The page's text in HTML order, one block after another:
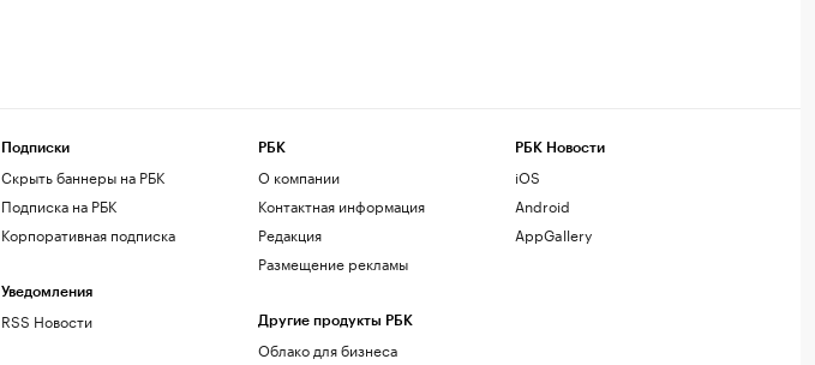
Подписки
Скрыть баннеры на РБК
Подписка на РБК
Корпоративная подписка
Уведомления
RSS Новости
РБК
О компании
Контактная информация
Редакция
Размещение рекламы
Другие продукты РБК
Облако для бизнеса
РБК Новости
iOS
Android
AppGallery